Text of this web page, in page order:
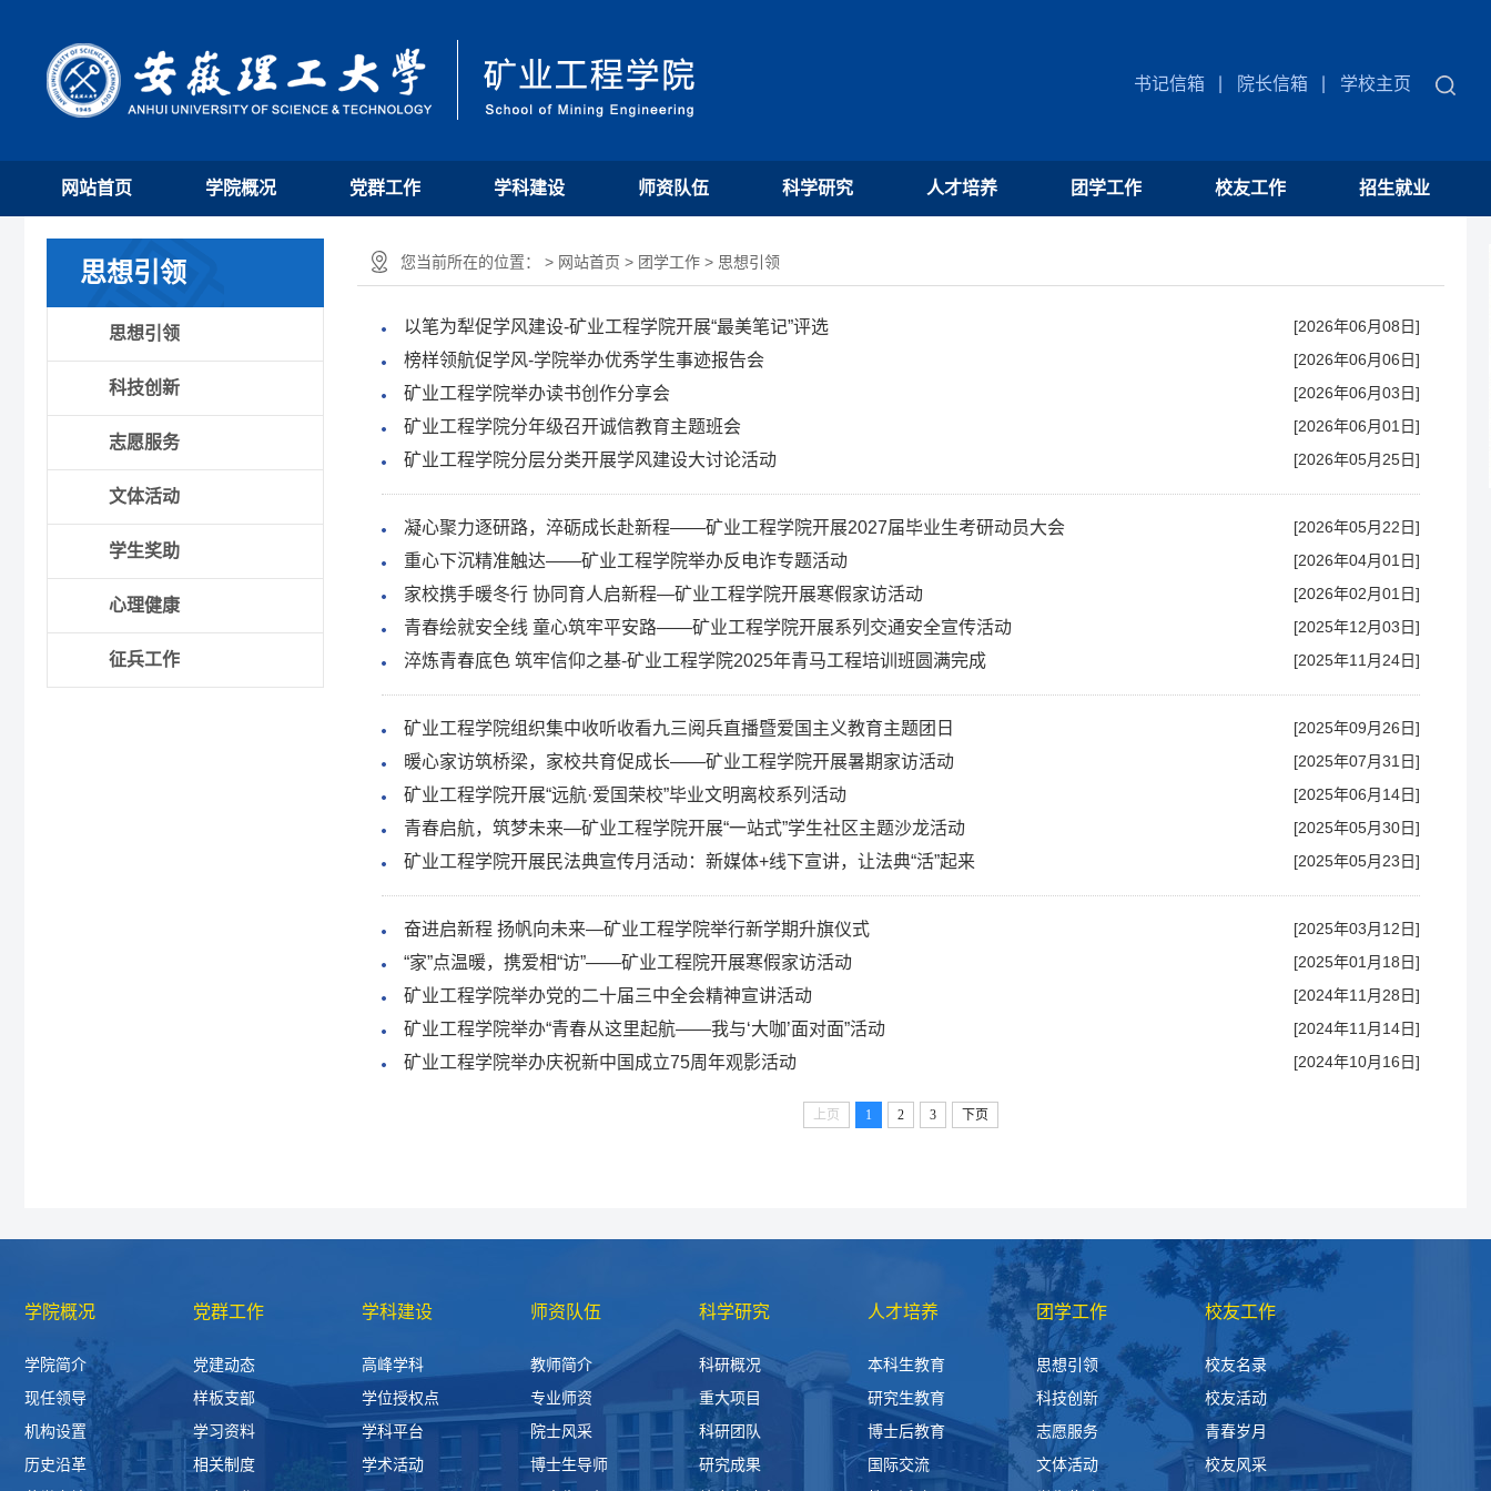
书记信箱 院长信箱 学校主页
网站首页 学院概况 党群工作 学科建设 师资队伍 科学研究 人才培养 团学工作 校友工作 招生就业
思想引领
思想引领
科技创新
志愿服务
文体活动
学生奖助
心理健康
征兵工作
您当前所在的位置： > 网站首页 > 团学工作 > 思想引领
以笔为犁促学风建设-矿业工程学院开展“最美笔记”评选 [2026年06月08日]
榜样领航促学风-学院举办优秀学生事迹报告会 [2026年06月06日]
矿业工程学院举办读书创作分享会 [2026年06月03日]
矿业工程学院分年级召开诚信教育主题班会 [2026年06月01日]
矿业工程学院分层分类开展学风建设大讨论活动 [2026年05月25日]
凝心聚力逐研路，淬砺成长赴新程——矿业工程学院开展2027届毕业生考研动员大会 [2026年05月22日]
重心下沉精准触达——矿业工程学院举办反电诈专题活动 [2026年04月01日]
家校携手暖冬行 协同育人启新程—矿业工程学院开展寒假家访活动 [2026年02月01日]
青春绘就安全线 童心筑牢平安路——矿业工程学院开展系列交通安全宣传活动 [2025年12月03日]
淬炼青春底色 筑牢信仰之基-矿业工程学院2025年青马工程培训班圆满完成 [2025年11月24日]
矿业工程学院组织集中收听收看九三阅兵直播暨爱国主义教育主题团日 [2025年09月26日]
暖心家访筑桥梁，家校共育促成长——矿业工程学院开展暑期家访活动 [2025年07月31日]
矿业工程学院开展“远航·爱国荣校”毕业文明离校系列活动 [2025年06月14日]
青春启航，筑梦未来—矿业工程学院开展“一站式”学生社区主题沙龙活动 [2025年05月30日]
矿业工程学院开展民法典宣传月活动：新媒体+线下宣讲，让法典“活”起来 [2025年05月23日]
奋进启新程 扬帆向未来—矿业工程学院举行新学期升旗仪式 [2025年03月12日]
“家”点温暖，携爱相“访”——矿业工程院开展寒假家访活动 [2025年01月18日]
矿业工程学院举办党的二十届三中全会精神宣讲活动 [2024年11月28日]
矿业工程学院举办“青春从这里起航——我与‘大咖’面对面”活动 [2024年11月14日]
矿业工程学院举办庆祝新中国成立75周年观影活动 [2024年10月16日]
上页 1 2 3 下页
学院概况
学院简介
现任领导
机构设置
历史沿革
党群工作
党建动态
样板支部
学习资料
相关制度
学科建设
高峰学科
学位授权点
学科平台
学术活动
师资队伍
教师简介
专业师资
院士风采
博士生导师
科学研究
科研概况
重大项目
科研团队
研究成果
人才培养
本科生教育
研究生教育
博士后教育
国际交流
团学工作
思想引领
科技创新
志愿服务
文体活动
校友工作
校友名录
校友活动
青春岁月
校友风采